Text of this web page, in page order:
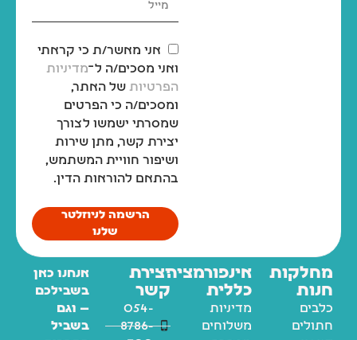
אני מאשר/ת כי קראתי
ואני מסכים/ה ל־מדיניות
הפרטיות של האתר,
ומסכים/ה כי הפרטים
שמסרתי ישמשו לצורך
יצירת קשר, מתן שירות
ושיפור חוויית המשתמש,
בהתאם להוראות הדין.
הרשמה לניוזלטר
שלנו
מחלקות
חנות
כלבים
חתולים
אינפורמציה
כללית
מדיניות
משלוחים
יצירת
קשר
054-
8786-
אנחנו כאן
בשבילכם
— וגם
בשביל